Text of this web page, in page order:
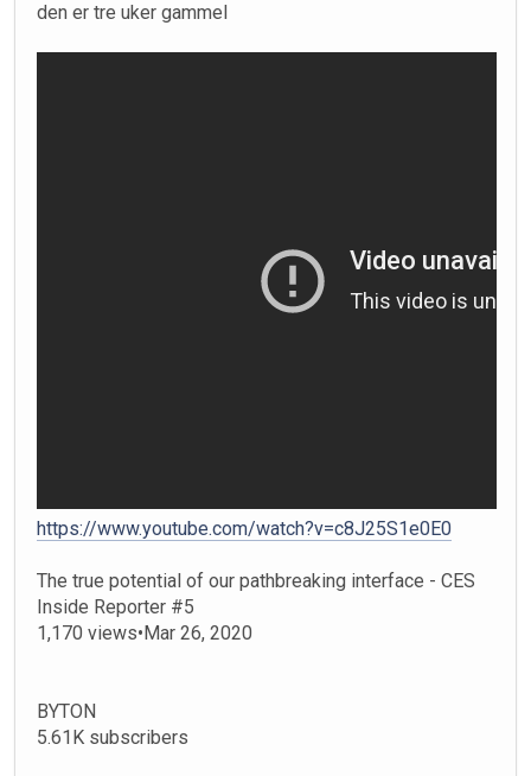
den er tre uker gammel
https://www.youtube.com/watch?v=c8J25S1e0E0
The true potential of our pathbreaking interface - CES
Inside Reporter #5
1,170 views•Mar 26, 2020
BYTON
5.61K subscribers